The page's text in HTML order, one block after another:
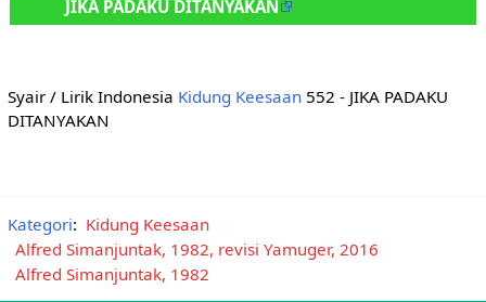
JIKA PADAKU DITANYAKAN
Syair / Lirik Indonesia Kidung Keesaan552 - JIKA PADAKU
DITANYAKAN
Kategori: Kidung Keesaan
Alfred Simanjuntak, 1982, revisi Yamuger, 2016
Alfred Simanjuntak, 1982